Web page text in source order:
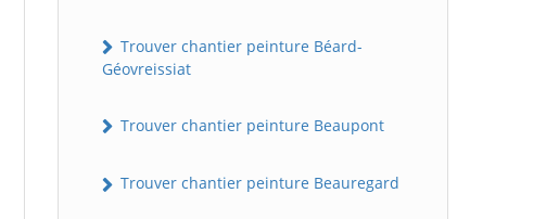
Trouver chantier peinture Béard-
Géovreissiat
Trouver chantier peinture Beaupont
Trouver chantier peinture Beauregard